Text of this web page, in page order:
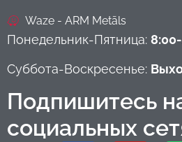
Waze - ARM Metāls
Понедельник-Пятница:
Суббота-Воскресенье:
Подпишитесь
социальных